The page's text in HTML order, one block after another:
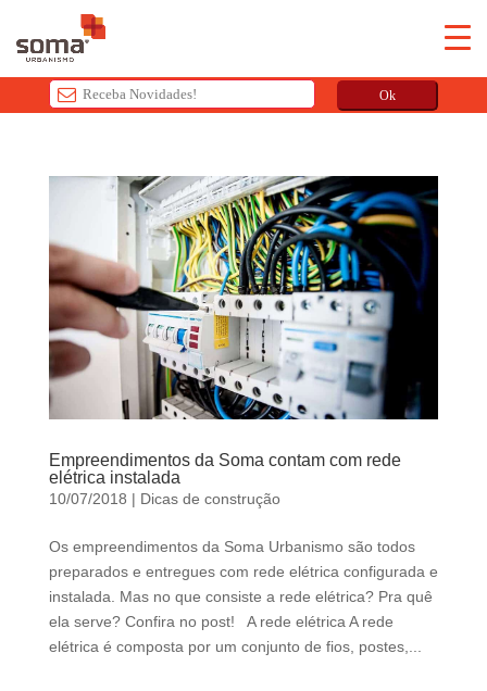
Ok
f
i
d
s
h
o
l
d
e
l
e
f
t
Empreendimentos da Soma contam com rede
elétrica instalada
10/07/2018 | Dicas de construção
Os empreendimentos da Soma Urbanismo são todos
preparados e entregues com rede elétrica configurada e
instalada. Mas no que consiste a rede elétrica? Pra quê
ela serve? Confira no post! A rede elétrica A rede
elétrica é composta por um conjunto de fios, postes,...